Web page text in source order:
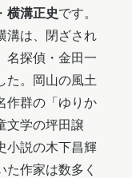
横溝正史です。
溝は、閉ざされ
名探偵・金田一
た。岡山の風土
作群の「ゆりか
文学の坪田譲
小説の木下昌輝
作家は数多く